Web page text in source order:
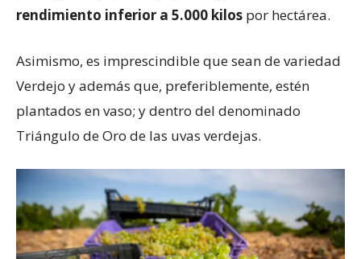
rendimiento inferior a 5.000 kilos por hectárea.
Asimismo, es imprescindible que sean de variedad
Verdejo y además que, preferiblemente, estén
plantados en vaso; y dentro del denominado
Triángulo de Oro de las uvas verdejas.